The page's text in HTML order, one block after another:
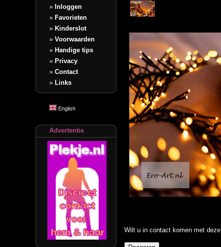
» Inloggen
» Favorieten
» Kinderslot
» Voorwaarden
» Handige tips
» Privacy
» Contact
» Links
English
Advertentie
Wilt u in contact komen met